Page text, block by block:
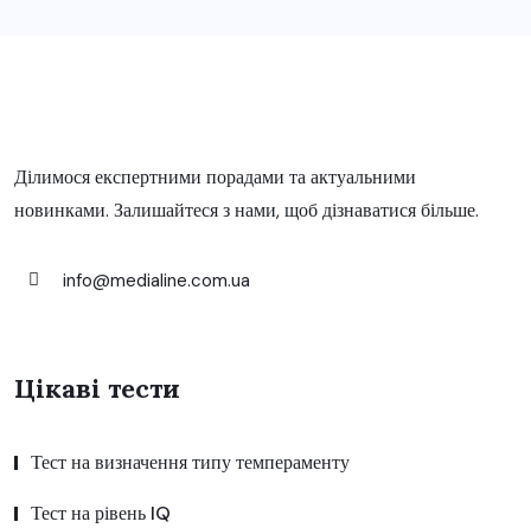
Ділимося експертними порадами та актуальними
новинками. Залишайтеся з нами, щоб дізнаватися більше.
info@medialine.com.ua
Цікаві тести
Тест на визначення типу темпераменту
Тест на рівень IQ